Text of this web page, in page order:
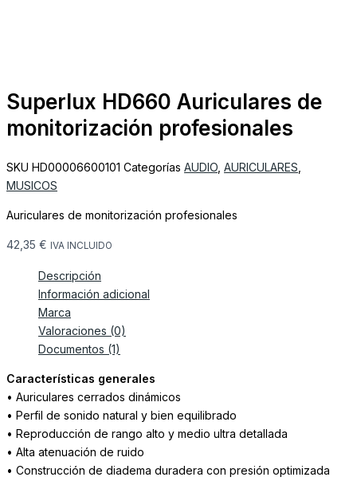
Superlux HD660 Auriculares de
monitorización profesionales
SKU HD00006600101 Categorías AUDIO, AURICULARES,
MUSICOS
Auriculares de monitorización profesionales
42,35 € IVA INCLUIDO
Descripción
Información adicional
Marca
Valoraciones (0)
Documentos (1)
Características generales
• Auriculares cerrados dinámicos
• Perfil de sonido natural y bien equilibrado
• Reproducción de rango alto y medio ultra detallada
• Alta atenuación de ruido
• Construcción de diadema duradera con presión optimizada